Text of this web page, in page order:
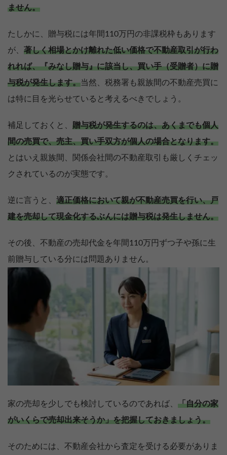
ません。
たしかに、贈与税には年間110万円の非課税枠もあります
が、 著しく相場とかけ離れた低い価格で不動産取引が行わ
れれば、『みなし贈与』に該当し、買い手（受贈者）に贈
与税が発生します。当然、税務署も親族間の不動産売買に
は特に目を光らせていると考えるべきでしょう。
補足しておくと、 贈与税が発生するのは、あくまでも個人
間の売買で、売主、買い手双方が個人の場合となります。
とはいえ親族間、関係会社間の不動産取引も厳しくチェッ
クされているのが実態です。
逆に言うと、 適正価格において親が不動産売買を行い、戸
建を売却して現金化するぶんには贈与税は発生しません。
その後、不動産の売却代金を年間110万円ずつ子や孫に生
前贈与している分には問題ありません。
家の売却を少しでも検討しているのであれば、 「自分の家
がいくらで売却出来そうか」を把握しておきましょう。
そのためには、不動産会社から査定を受ける必要がありま